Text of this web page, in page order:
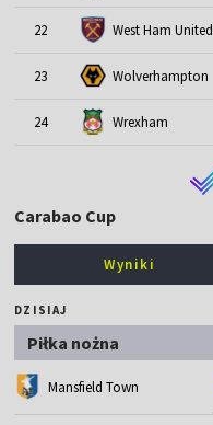
22 West Ham United
23 Wolverhampton
24 Wrexham
Carabao Cup
Wyniki
DZISIAJ
Piłka nożna
Mansfield Town